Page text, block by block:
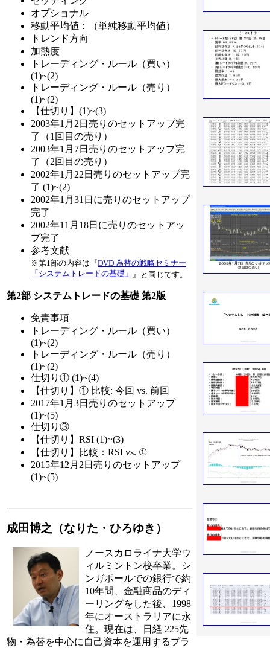
オプショナル
移動平均値：（単純移動平均値）
トレンド方向
加熱度
トレーディング・ルール（買い）
(1)~(2)
トレーディング・ルール（売り）
(1)~(2)
【仕切り】(1)~(3)
2003年1月2日売りのセットアップ完
了（1回目の売り）
2003年1月7日売りのセットアップ完
了（2回目の売り）
2002年1月22日売りのセットアップ完
了 (1)~(2)
2002年1月31日に売りのセットアップ
完了
2002年11月18日に売りのセットアッ
プ完了
参考文献
※第1部の内容は『DVD 為替の戦略セミナー
「システムトレードの基礎」 』と同じです。
第2部 システムトレードの基礎 第2版
免責事項
トレーディング・ルール（買い）
(1)~(2)
トレーディング・ルール（売り）
(1)~(2)
仕切り① (1)~(4)
【仕切り】① 比較: 今回 vs. 前回
2017年1月3日売りのセットアップ
(1)~(5)
仕切り③
【仕切り】RSI (1)~(3)
【仕切り】比較：RSI vs. ①
2015年12月2日売りのセットアップ
(1)~(5)
成田博之（なりた・ひろゆき）
ノースカロライナ大学ウ
ィルミントン校卒業。シ
ンガポールでの銀行で約
10年間、金融商品のディ
ーリングをした後、1998
年にオーストラリアに永
住。現在は、日経 225先
物・為替を中心に自己資本を運用するプラ